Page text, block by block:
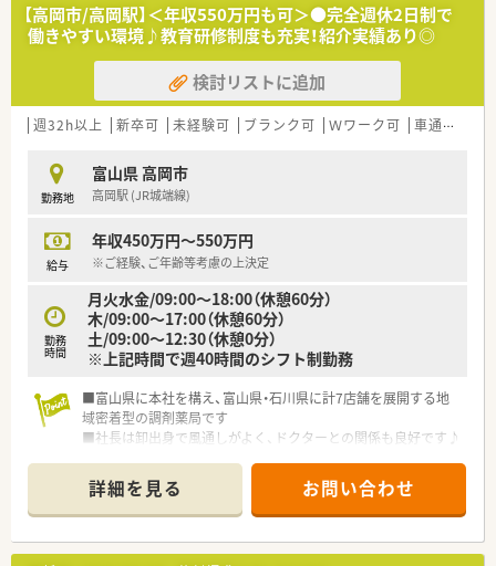
【高岡市/高岡駅】＜年収550万円も可＞●完全週休2日制で
働きやすい環境♪教育研修制度も充実！紹介実績あり◎
検討リストに追加
週32h以上 新卒可 未経験可 ブランク可 Ｗワーク可 車通勤可
勤務地
富山県 高岡市
高岡駅 (JR城端線)
給与
年収450万円～550万円
※ご経験、ご年齢等考慮の上決定
勤務
時間
月火水金/09:00～18:00（休憩60分）
木/09:00～17:00（休憩60分）
土/09:00～12:30（休憩0分）
※上記時間で週40時間のシフト制勤務
■富山県に本社を構え、富山県・石川県に計7店舗を展開する地
域密着型の調剤薬局です
■社長は卸出身で風通しがよく、ドクターとの関係も良好です♪
詳細を見る お問い合わせ